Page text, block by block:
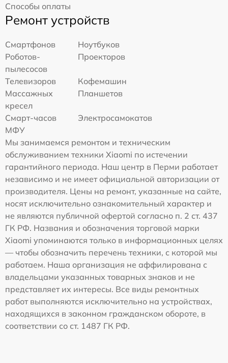
Способы оплаты
Ремонт устройств
Смартфонов
Ноутбуков
Роботов-
пылесосов
Проекторов
Телевизоров
Кофемашин
Массажных
кресел
Планшетов
Смарт-часов
Электросамокатов
МФУ
Мы занимаемся ремонтом и техническим
обслуживанием техники Xiaomi по истечении
гарантийного периода. Наш центр в Перми работает
независимо и не имеет официальной авторизации от
производителя. Цены на ремонт, указанные на сайте,
носят исключительно ознакомительный характер и
не являются публичной офертой согласно п. 2 ст. 437
ГК РФ. Названия и обозначения торговой марки
Xiaomi упоминаются только в информационных целях
— чтобы обозначить перечень техники, с которой мы
работаем. Наша организация не аффилирована с
владельцами указанных товарных знаков и не
представляет их интересы. Все виды ремонтных
работ выполняются исключительно на устройствах,
находящихся в законном гражданском обороте, в
соответствии со ст. 1487 ГК РФ.